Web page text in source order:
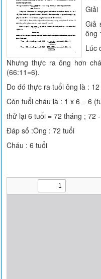
Giải
Giả
ông
Lúc
Nhưng thực ra ông hơn
(66:11=6).
Do đó thực ra tuổi ông là :
Còn tuổi cháu là : 1 x 6 = 6
thử lại 6 tuổi = 72 tháng ; 72
Đáp số :Ông : 72 tuổi
Cháu : 6 tuổi